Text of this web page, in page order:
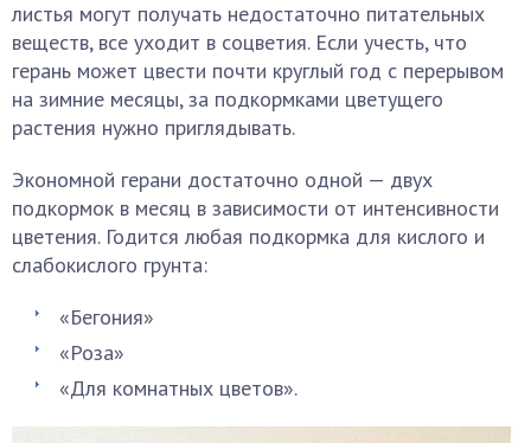
листья могут получать недостаточно питательных
веществ, все уходит в соцветия. Если учесть, что
герань может цвести почти круглый год с перерывом
на зимние месяцы, за подкормками цветущего
растения нужно приглядывать.
Экономной герани достаточно одной — двух
подкормок в месяц в зависимости от интенсивности
цветения. Годится любая подкормка для кислого и
слабокислого грунта:
«Бегония»
«Роза»
«Для комнатных цветов».